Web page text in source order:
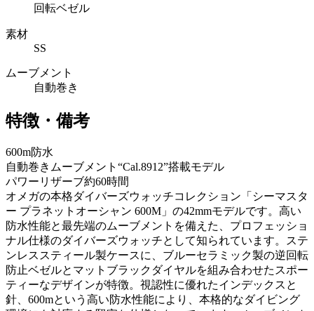
回転ベゼル
素材
SS
ムーブメント
自動巻き
特徴・備考
600m防水
自動巻きムーブメント“Cal.8912”搭載モデル
パワーリザーブ約60時間
オメガの本格ダイバーズウォッチコレクション「シーマスタ
ー プラネットオーシャン 600M」の42mmモデルです。高い
防水性能と最先端のムーブメントを備えた、プロフェッショ
ナル仕様のダイバーズウォッチとして知られています。ステ
ンレススティール製ケースに、ブルーセラミック製の逆回転
防止ベゼルとマットブラックダイヤルを組み合わせたスポー
ティーなデザインが特徴。視認性に優れたインデックスと
針、600mという高い防水性能により、本格的なダイビング